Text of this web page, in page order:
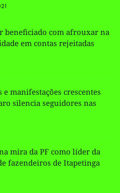
beneficiado com afrouxar na
em contas rejeitadas
manifestações crescentes
silencia seguidores nas
mira da PF como líder da
fazendeiros de Itapetinga